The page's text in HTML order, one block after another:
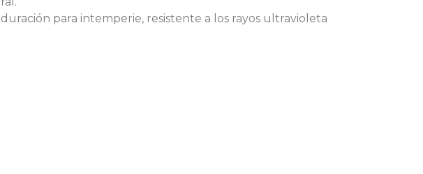
para intemperie, resistente a los rayos ultravioleta